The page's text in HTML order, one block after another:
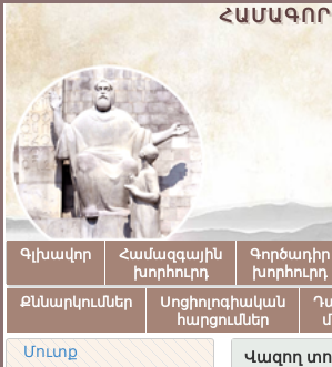
Գլխավոր
Համազգային
խորհուրդ
Գործադիր
խորհուրդ
Քննարկումներ
Սոցիոլոգիական
հարցումներ
Մուտք
Վազող